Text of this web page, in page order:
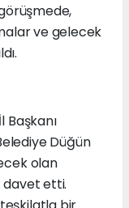
ve gelecek
Başkanı
Düğün
olan
davet etti.